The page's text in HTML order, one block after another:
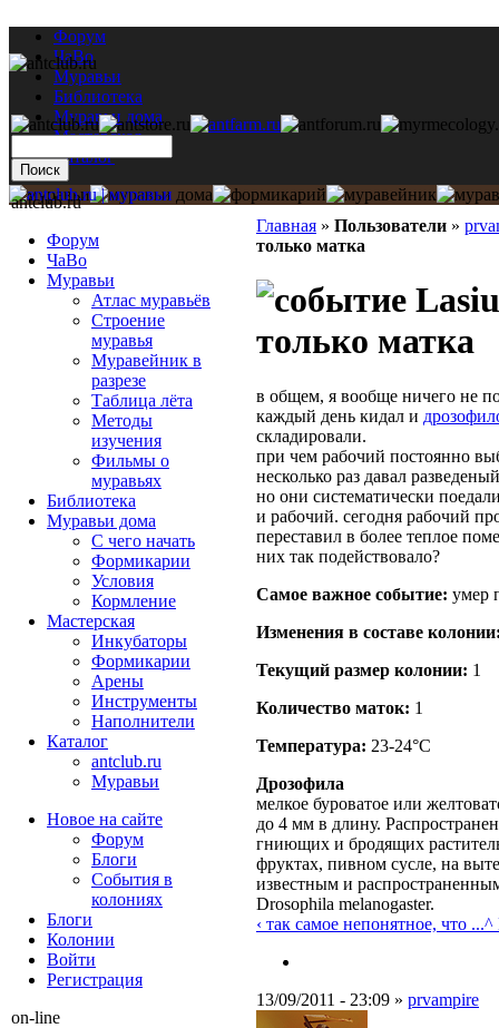
Форум
ЧаВо
Муравьи
Библиотека
Муравьи дома
Мастерская
Каталог
Главная » Пользователи »
только матка
только матка
в общем, я вообще ничего не
каждый день кидал и
складировали.
при чем рабочий постоянно
несколько раз давал
но они систематически
и рабочий. сегодня рабочий
переставил в более теплое
них так подействовало?
Самое важное событие: умер
Изменения в составе
Текущий размер кoлонии: 1
Количество маток: 1
Температура: 23-24°C
Дрозофила
мелкое буроватое или
до 4 мм в длину.
гниющих и бродящих
фруктах, пивном сусле, на
известным и
Drosophila melanogaster.
‹ так самое непонятное, что ...^
13/09/2011 - 23:09 » prvampire
antclub.ru
Форум
ЧаВо
Муравьи
Атлас муравьёв
Строение
муравья
Муравейник в
разрезе
Таблица лёта
Методы
изучения
Фильмы о
муравьях
Библиотека
Муравьи дома
С чего начать
Формикарии
Условия
Кормление
Мастерская
Инкубаторы
Формикарии
Арены
Инструменты
Наполнители
Каталог
antclub.ru
Муравьи
Новое на сайте
Форум
Блоги
События в
колониях
Блоги
Колонии
Войти
Peгиcтpaция
on-line